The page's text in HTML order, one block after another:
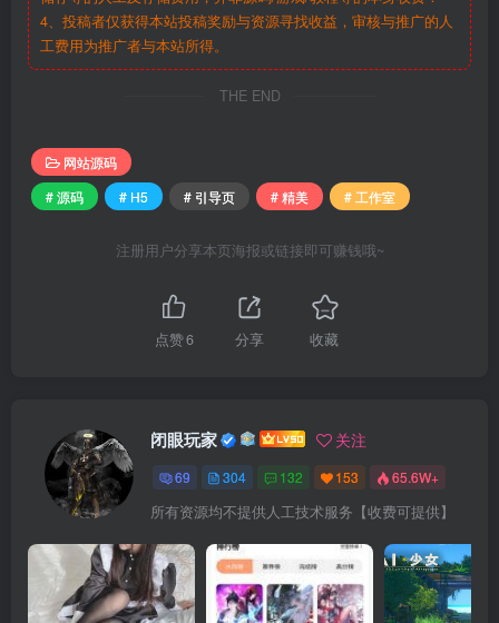
4、投稿者仅获得本站投稿奖励与资源寻找收益，审核与推广的人
工费用为推广者与本站所得。
THE END
网站源码
# 源码
# H5 # 引导页 # 精美 # 工作室
注册用户分享本页海报或链接即可赚钱哦~
点赞6 分享 收藏
闭眼玩家 关注
69 304 132 153 65.6W+
所有资源均不提供人工技术服务【收费可提供】